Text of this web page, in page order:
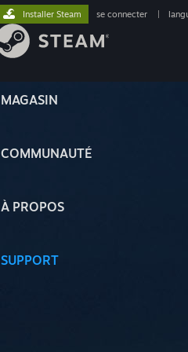
MAGASIN
COMMUNAUTÉ
À PROPOS
SUPPORT
Installer Steam se connecter